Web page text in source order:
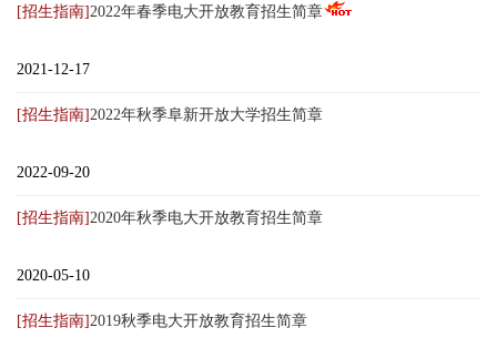
[招生指南]2022年春季电大开放教育招生简章
2021-12-17
[招生指南]2022年秋季阜新开放大学招生简章
2022-09-20
[招生指南]2020年秋季电大开放教育招生简章
2020-05-10
[招生指南]2019秋季电大开放教育招生简章